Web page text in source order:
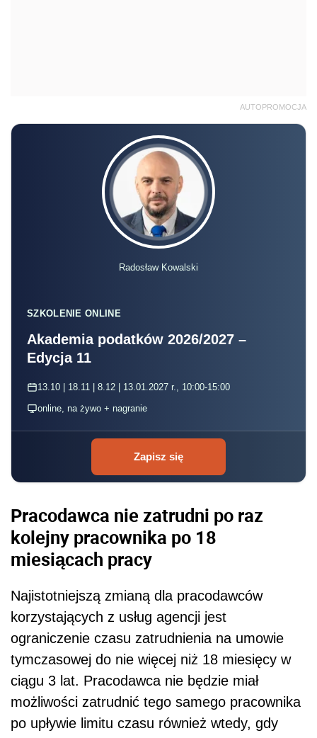
AUTOPROMOCJA
Radosław Kowalski
SZKOLENIE ONLINE
Akademia podatków 2026/2027 –
Edycja 11
13.10 | 18.11 | 8.12 | 13.01.2027 r., 10:00-15:00
online, na żywo + nagranie
Zapisz się
Pracodawca nie zatrudni po raz
kolejny pracownika po 18
miesiącach pracy
Najistotniejszą zmianą dla pracodawców
korzystających z usług agencji jest
ograniczenie czasu zatrudnienia na umowie
tymczasowej do nie więcej niż 18 miesięcy w
ciągu 3 lat. Pracodawca nie będzie miał
możliwości zatrudnić tego samego pracownika
po upływie limitu czasu również wtedy, gdy